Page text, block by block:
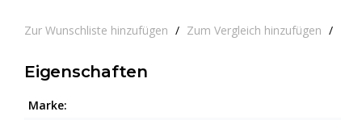
Zur Wunschliste hinzufügen / Zum Vergleich hinzufügen /
Eigenschaften
Marke: